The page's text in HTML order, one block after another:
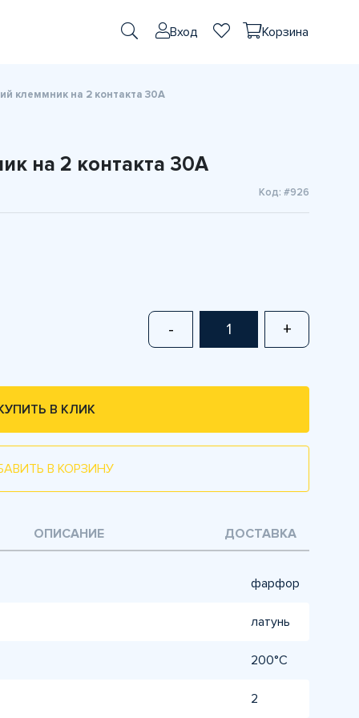
Вход Корзина
клеммник на 2 контакта 30A
на 2 контакта 30A
Код: #926
- +
В КЛИК
В КОРЗИНУ
ОПИСАНИЕ ДОСТАВКА
фарфор
латунь
200°C
2